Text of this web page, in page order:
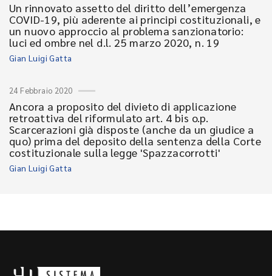
Un rinnovato assetto del diritto dell’emergenza
COVID-19, più aderente ai principi costituzionali, e
un nuovo approccio al problema sanzionatorio:
luci ed ombre nel d.l. 25 marzo 2020, n. 19
Gian Luigi Gatta
24 Febbraio 2020
Ancora a proposito del divieto di applicazione
retroattiva del riformulato art. 4 bis o.p.
Scarcerazioni già disposte (anche da un giudice a
quo) prima del deposito della sentenza della Corte
costituzionale sulla legge 'Spazzacorrotti'
Gian Luigi Gatta